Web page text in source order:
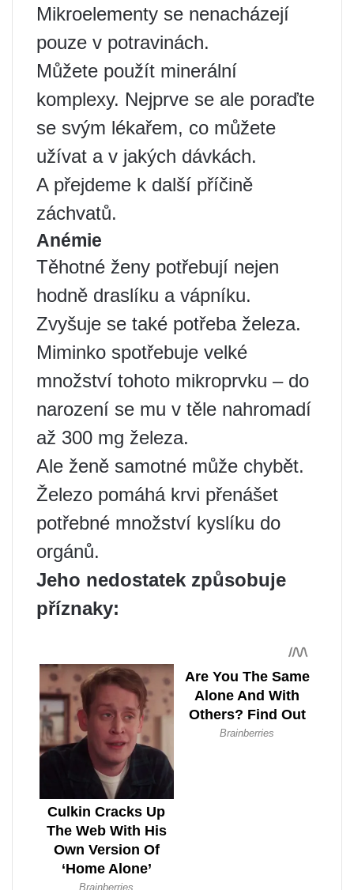
Mikroelementy se nenacházejí
pouze v potravinách.
Můžete použít minerální
komplexy. Nejprve se ale poraďte
se svým lékařem, co můžete
užívat a v jakých dávkách.
A přejdeme k další příčině
záchvatů.
Anémie
Těhotné ženy potřebují nejen
hodně draslíku a vápníku.
Zvyšuje se také potřeba železa.
Miminko spotřebuje velké
množství tohoto mikroprvku – do
narození se mu v těle nahromadí
až 300 mg železa.
Ale ženě samotné může chybět.
Železo pomáhá krvi přenášet
potřebné množství kyslíku do
orgánů.
Jeho nedostatek způsobuje
příznaky: